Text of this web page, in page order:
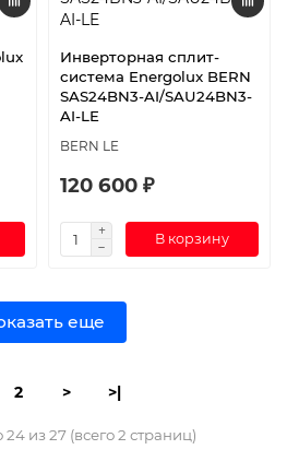
Инверторная сплит-
система Energolux BERN
SAS24BN3-AI/SAU24BN3-
AI-LE
BERN LE
120 600 ₽
В корзину
еще
2 > >|
24 из 27 (всего 2 страниц)